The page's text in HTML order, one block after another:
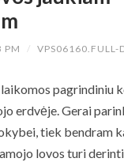
PM / VPS06160.FULL-
pagrindiniu
erdvėje. Gerai
tiek bendram
lovos turi